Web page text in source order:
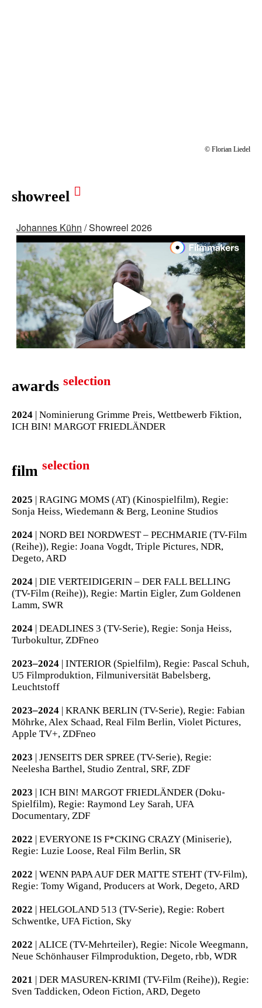
© Florian Liedel
showreel ︎
awardsselection
2024 | Nominierung Grimme Preis, Wettbewerb Fiktion,
ICH BIN! MARGOT FRIEDLÄNDER
filmselection
2025 | RAGING MOMS (AT) (Kinospielfilm), Regie:
Sonja Heiss, Wiedemann & Berg, Leonine Studios
2024 | NORD BEI NORDWEST – PECHMARIE (TV-Film
(Reihe)), Regie: Joana Vogdt, Triple Pictures, NDR,
Degeto, ARD
2024 | DIE VERTEIDIGERIN – DER FALL BELLING
(TV-Film (Reihe)), Regie: Martin Eigler, Zum Goldenen
Lamm, SWR
2024 | DEADLINES 3 (TV-Serie), Regie: Sonja Heiss,
Turbokultur, ZDFneo
2023–2024 | INTERIOR (Spielfilm), Regie: Pascal Schuh,
U5 Filmproduktion, Filmuniversität Babelsberg,
Leuchtstoff
2023–2024 | KRANK BERLIN (TV-Serie), Regie: Fabian
Möhrke, Alex Schaad, Real Film Berlin, Violet Pictures,
Apple TV+, ZDFneo
2023 | JENSEITS DER SPREE (TV-Serie), Regie:
Neelesha Barthel, Studio Zentral, SRF, ZDF
2023 | ICH BIN! MARGOT FRIEDLÄNDER (Doku-
Spielfilm), Regie: Raymond Ley Sarah, UFA
Documentary, ZDF
2022 | EVERYONE IS F*CKING CRAZY (Miniserie),
Regie: Luzie Loose, Real Film Berlin, SR
2022 | WENN PAPA AUF DER MATTE STEHT (TV-Film),
Regie: Tomy Wigand, Producers at Work, Degeto, ARD
2022 | HELGOLAND 513 (TV-Serie), Regie: Robert
Schwentke, UFA Fiction, Sky
2022 | ALICE (TV-Mehrteiler), Regie: Nicole Weegmann,
Neue Schönhauser Filmproduktion, Degeto, rbb, WDR
2021 | DER MASUREN-KRIMI (TV-Film (Reihe)), Regie:
Sven Taddicken, Odeon Fiction, ARD, Degeto